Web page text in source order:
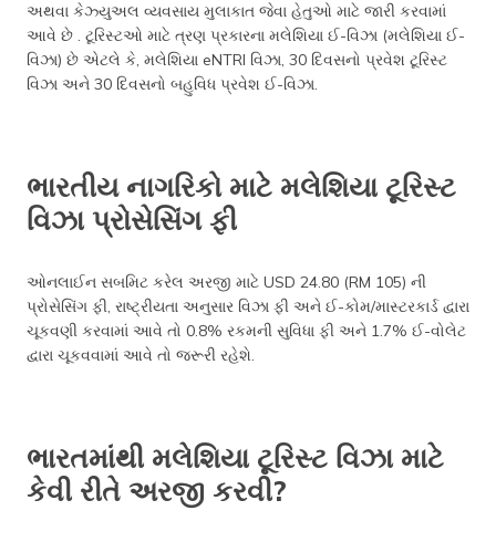
અથવા કેઝ્યુઅલ વ્યવસાય મુલાકાત જેવા હેતુઓ માટે જારી કરવામાં
આવે છે . ટૂરિસ્ટઓ માટે ત્રણ પ્રકારના મલેશિયા ઈ-વિઝા (મલેશિયા ઈ-
વિઝા) છે એટલે કે, મલેશિયા eNTRI વિઝા, 30 દિવસનો પ્રવેશ ટૂરિસ્ટ
વિઝા અને 30 દિવસનો બહુવિધ પ્રવેશ ઈ-વિઝા.
ભારતીય નાગરિકો માટે મલેશિયા ટૂરિસ્ટ
વિઝા પ્રોસેસિંગ ફી
ઓનલાઈન સબમિટ કરેલ અરજી માટે USD 24.80 (RM 105) ની
પ્રોસેસિંગ ફી, રાષ્ટ્રીયતા અનુસાર વિઝા ફી અને ઈ-કોમ/માસ્ટરકાર્ડ દ્વારા
ચૂકવણી કરવામાં આવે તો 0.8% રકમની સુવિધા ફી અને 1.7% ઈ-વોલેટ
દ્વારા ચૂકવવામાં આવે તો જરૂરી રહેશે.
ભારતમાંથી મલેશિયા ટૂરિસ્ટ વિઝા માટે
કેવી રીતે અરજી કરવી?